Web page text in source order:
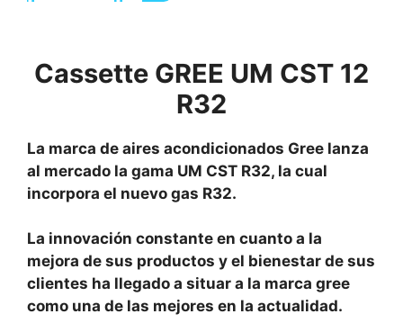
Cassette GREE UM CST 12
R32
La marca de aires acondicionados Gree lanza
al mercado la gama UM CST R32, la cual
incorpora el nuevo gas R32.
La innovación constante en cuanto a la
mejora de sus productos y el bienestar de sus
clientes ha llegado a situar a la marca gree
como una de las mejores en la actualidad.